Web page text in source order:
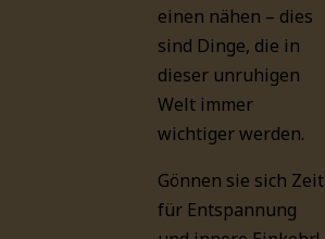
einen nähen – dies
sind Dinge, die in
dieser unruhigen
Welt immer
wichtiger werden.
Gönnen sie sich Zeit
für Entspannung